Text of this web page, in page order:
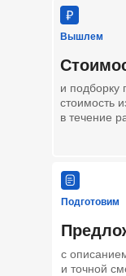
Вышлем
Подготовим
с
и точной
и подборку
стоимость
в течение